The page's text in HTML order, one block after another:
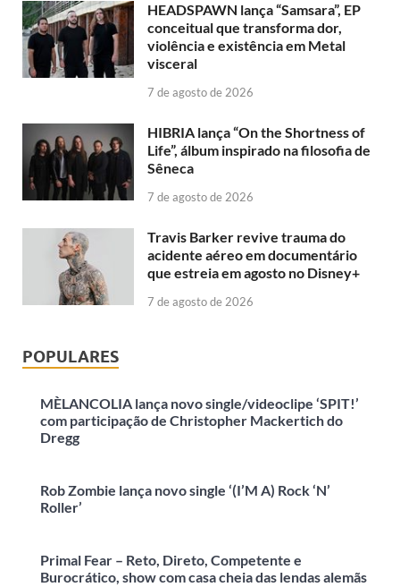
HEADSPAWN lança “Samsara”, EP
conceitual que transforma dor,
violência e existência em Metal
visceral
7 de agosto de 2026
HIBRIA lança “On the Shortness of
Life”, álbum inspirado na filosofia de
Sêneca
7 de agosto de 2026
Travis Barker revive trauma do
acidente aéreo em documentário
que estreia em agosto no Disney+
7 de agosto de 2026
POPULARES
MÈLANCOLIA lança novo single/videoclipe ‘SPIT!’
com participação de Christopher Mackertich do
Dregg
Rob Zombie lança novo single ‘(I’M A) Rock ‘N’
Roller’
Primal Fear – Reto, Direto, Competente e
Burocrático, show com casa cheia das lendas alemãs